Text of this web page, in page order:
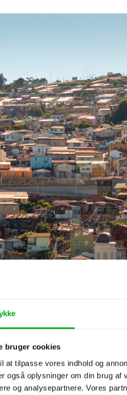
bruger cookies
at tilpasse vores indhold og
også oplysninger om din brug
og analysepartnere. Vores